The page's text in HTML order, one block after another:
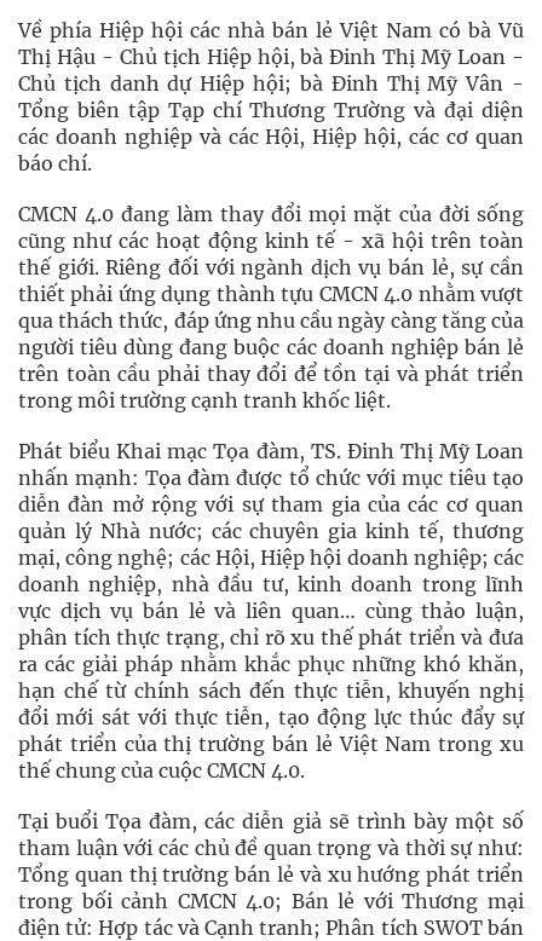
Về phía Hiệp hội các nhà bán lẻ Việt Nam có bà Vũ
Thị Hậu - Chủ tịch Hiệp hội, bà Đinh Thị Mỹ Loan -
Chủ tịch danh dự Hiệp hội; bà Đinh Thị Mỹ Vân -
Tổng biên tập Tạp chí Thương Trường và đại diện
các doanh nghiệp và các Hội, Hiệp hội, các cơ quan
báo chí.
CMCN 4.0 đang làm thay đổi mọi mặt của đời sống
cũng như các hoạt động kinh tế - xã hội trên toàn
thế giới. Riêng đối với ngành dịch vụ bán lẻ, sự cần
thiết phải ứng dụng thành tựu CMCN 4.0 nhằm vượt
qua thách thức, đáp ứng nhu cầu ngày càng tăng của
người tiêu dùng đang buộc các doanh nghiệp bán lẻ
trên toàn cầu phải thay đổi để tồn tại và phát triển
trong môi trường cạnh tranh khốc liệt.
Phát biểu Khai mạc Tọa đàm, TS. Đinh Thị Mỹ Loan
nhấn mạnh: Tọa đàm được tổ chức với mục tiêu tạo
diễn đàn mở rộng với sự tham gia của các cơ quan
quản lý Nhà nước; các chuyên gia kinh tế, thương
mại, công nghệ; các Hội, Hiệp hội doanh nghiệp; các
doanh nghiệp, nhà đầu tư, kinh doanh trong lĩnh
vực dịch vụ bán lẻ và liên quan… cùng thảo luận,
phân tích thực trạng, chỉ rõ xu thế phát triển và đưa
ra các giải pháp nhằm khắc phục những khó khăn,
hạn chế từ chính sách đến thực tiễn, khuyến nghị
đổi mới sát với thực tiễn, tạo động lực thúc đẩy sự
phát triển của thị trường bán lẻ Việt Nam trong xu
thế chung của cuộc CMCN 4.0.
Tại buổi Tọa đàm, các diễn giả sẽ trình bày một số
tham luận với các chủ đề quan trọng và thời sự như:
Tổng quan thị trường bán lẻ và xu hướng phát triển
trong bối cảnh CMCN 4.0; Bán lẻ với Thương mại
điện tử: Hợp tác và Cạnh tranh; Phân tích SWOT bán